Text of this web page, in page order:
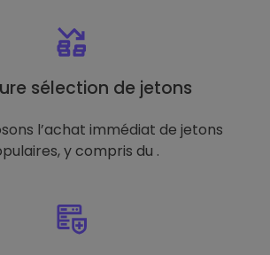
sélection de jetons
l’achat immédiat de jetons
y compris du .